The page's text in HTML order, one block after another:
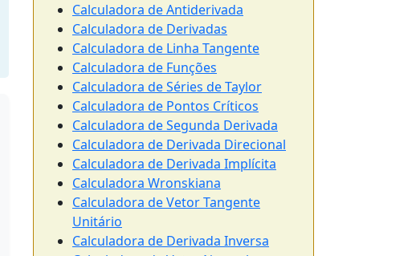
Calculadora de Antiderivada
Calculadora de Derivadas
Calculadora de Linha Tangente
Calculadora de Funções
Calculadora de Séries de Taylor
Calculadora de Pontos Críticos
Calculadora de Segunda Derivada
Calculadora de Derivada Direcional
Calculadora de Derivada Implícita
Calculadora Wronskiana
Calculadora de Vetor Tangente
Unitário
Calculadora de Derivada Inversa